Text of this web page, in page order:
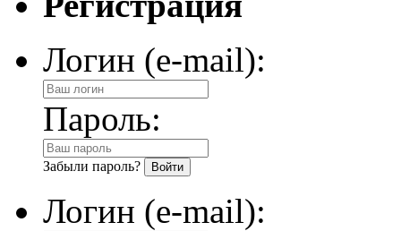
Логин (e-mail):
Пароль:
Забыли пароль?
Логин (e-mail):